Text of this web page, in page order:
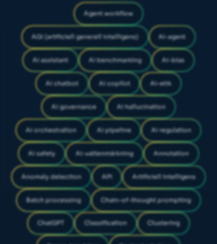
Agent workflow
AGI (artificiell generell intelligens) AI-agent
AI assistant AI benchmarking AI-bias
AI chatbot AI copilot AI-etik
AI governance AI hallucination
AI orchestration AI pipeline AI regulation
AI safety AI-vattenmärkning Annotation
Anomaly detection API Artificiell intelligens
Batch processing Chain-of-thought prompting
ChatGPT Classification Clustering